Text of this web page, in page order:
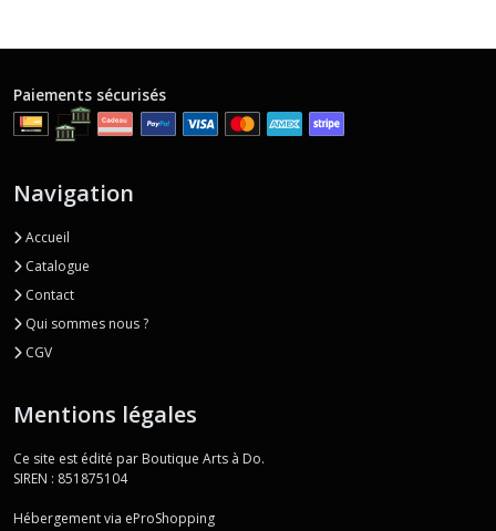
Paiements sécurisés
Navigation
Accueil
Catalogue
Contact
Qui sommes nous ?
CGV
Mentions légales
Ce site est édité par Boutique Arts à Do.
SIREN : 851875104
Hébergement via eProShopping